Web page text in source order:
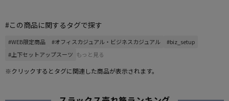
#この商品に関するタグで探す
#WEB限定商品 #オフィスカジュアル・ビジネスカジュアル
#biz_setup
#上下セットアップスーツ もっと見る
※クリックするとタグに関連した商品が表示されます。